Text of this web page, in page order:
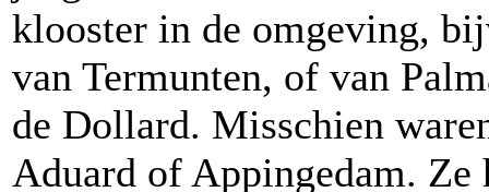
klooster in de omgeving,
van Termunten, of van
de Dollard. Misschien
Aduard of Appingedam. Ze